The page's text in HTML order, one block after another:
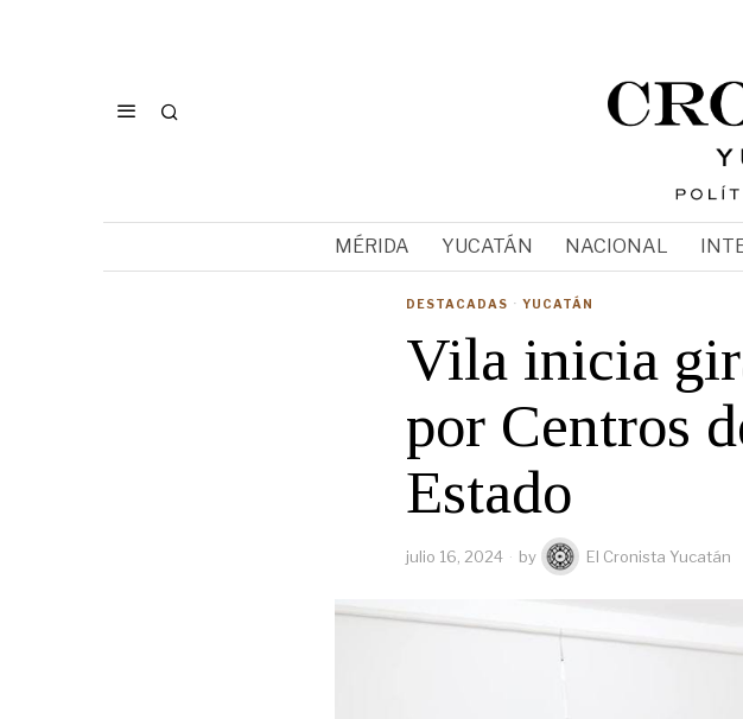
MÉRIDA YUCATÁN NACIONAL
DESTACADAS · YUCATÁN
Vila inicia
por Centros
Estado
julio 16, 2024 by El Cronista Yucatán